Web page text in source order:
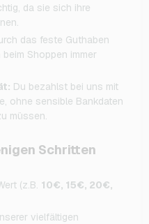
da sie sich ihre
das feste Guthaben
Shoppen immer
Du bezahlst bei uns mit
ohne sensible Bankdaten
müssen.
Schritten
(z.B. 10€, 15€, 20€,
vielfältigen